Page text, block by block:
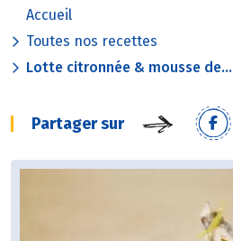
Accueil
Toutes nos recettes
Lotte citronnée & mousse de...
Partager sur